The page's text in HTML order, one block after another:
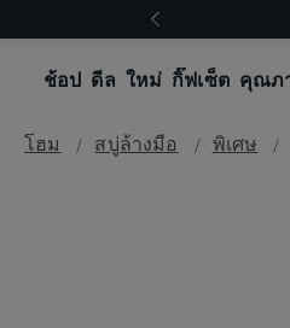
ช้อป ดีล ใหม่ กิ๊ฟเซ็ต คุณภ
โฮม สบู่ล้างมือ พิเศษ